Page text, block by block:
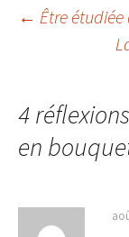
des
← Être étudiée
4
en